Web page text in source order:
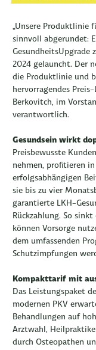
„Unsere Produktlinie
sinnvoll abgerundet:
GesundheitsUpgrade
2024 gelauncht. Der
die Produktlinie und
hervorragendes
Berkovitch, im
verantwortlich.
Gesundsein wirkt
Preisbewusste
nehmen, profitieren
erfolgsabhängigen
sie bis zu vier
garantierte LKH-
Rückzahlung. So
können Vorsorge
dem umfassenden
Schutzimpfungen
Kompakttarif mit
Das Leistungspaket
modernen PKV
Behandlungen auf
Arztwahl,
durch Osteopathen